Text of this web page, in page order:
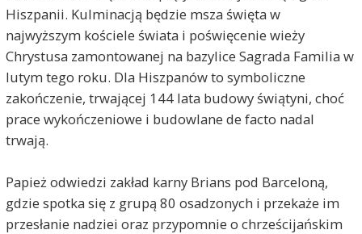
Hiszpanii. Kulminacją będzie msza święta w
najwyższym kościele świata i poświęcenie wieży
Chrystusa zamontowanej na bazylice Sagrada Familia w
lutym tego roku. Dla Hiszpanów to symboliczne
zakończenie, trwającej 144 lata budowy świątyni, choć
prace wykończeniowe i budowlane de facto nadal
trwają.
Papież odwiedzi zakład karny Brians pod Barceloną,
gdzie spotka się z grupą 80 osadzonych i przekaże im
przesłanie nadziei oraz przypomnie o chrześcijańskim